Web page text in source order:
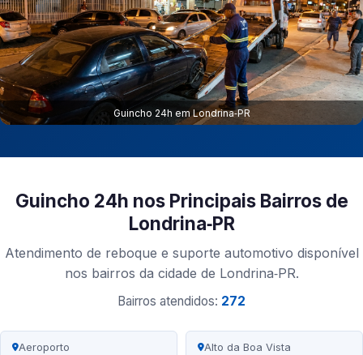
Guincho 24h em Londrina‑PR
Guincho 24h nos Principais Bairros de
Londrina‑PR
Atendimento de reboque e suporte automotivo disponível
nos bairros da cidade de Londrina‑PR.
Bairros atendidos: 272
Aeroporto Alto da Boa Vista